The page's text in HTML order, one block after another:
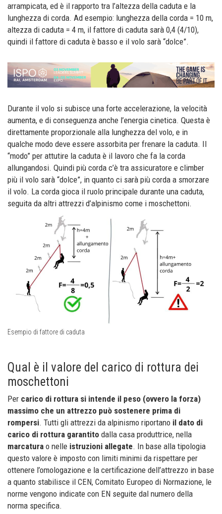
arrampicata, ed è il rapporto tra l’altezza della caduta e la
lunghezza di corda. Ad esempio: lunghezza della corda = 10 m,
altezza di caduta = 4 m, il fattore di caduta sarà 0,4 (4/10),
quindi il fattore di caduta è basso e il volo sarà “dolce”.
Durante il volo si subisce una forte accelerazione, la velocità
aumenta, e di conseguenza anche l’energia cinetica. Questa è
direttamente proporzionale alla lunghezza del volo, e in
qualche modo deve essere assorbita per frenare la caduta. Il
“modo” per attutire la caduta è il lavoro che fa la corda
allungandosi. Quindi più corda c’è tra assicuratore e climber
più il volo sarà “dolce”, in quanto ci sarà più corda a smorzare
il volo. La corda gioca il ruolo principale durante una caduta,
seguita da altri attrezzi d’alpinismo come i moschettoni.
Esempio di fattore di caduta
Qual è il valore del carico di rottura dei
moschettoni
Per carico di rottura si intende il peso (ovvero la forza)
massimo che un attrezzo può sostenere prima di
rompersi. Tutti gli attrezzi da alpinismo riportano il dato di
carico di rottura garantito dalla casa produttrice, nella
marcatura o nelle istruzioni allegate. In base alla tipologia
questo valore è imposto con limiti minimi da rispettare per
ottenere l’omologazione e la certificazione dell’attrezzo in base
a quanto stabilisce il CEN, Comitato Europeo di Normazione, le
norme vengono indicate con EN seguite dal numero della
norma specifica.